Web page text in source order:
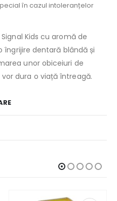
în cazul intoleranțelor
Kids cu aromă de
îngrijire dentară blândă și
unor obiceiuri de
dura o viață întreagă.